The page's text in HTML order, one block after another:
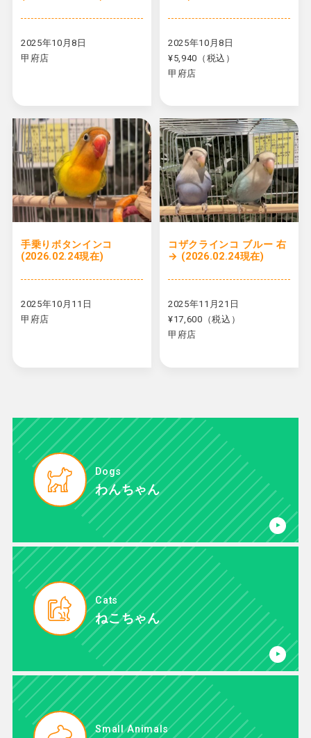
2025年10月8日
甲府店
2025年10月8日
¥5,940（税込）
甲府店
手乗りボタンインコ
(2026.02.24現在)
2025年10月11日
甲府店
コザクラインコ ブルー 右
→ (2026.02.24現在)
2025年11月21日
¥17,600（税込）
甲府店
Dogs
わんちゃん
Cats
ねこちゃん
Small Animals